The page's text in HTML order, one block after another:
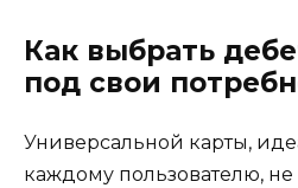
Как выбрать
под свои
Универсальной карты,
каждому пользователю,